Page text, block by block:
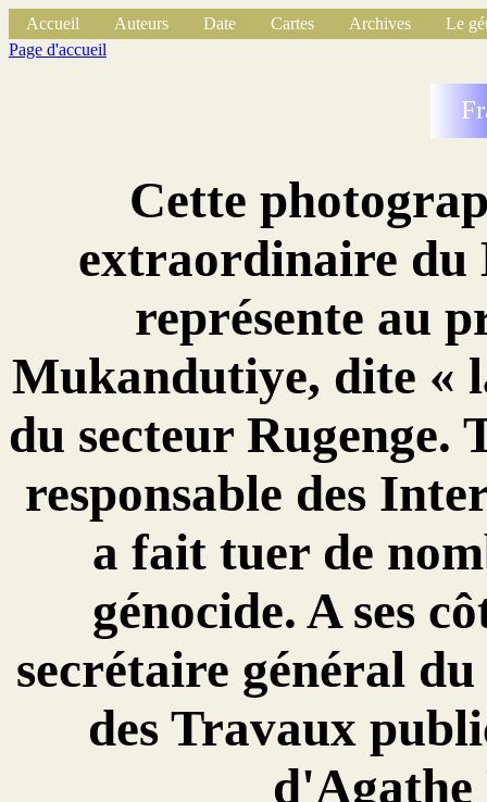
Accueil Auteurs Date Cartes Archives
Le
Page d'accueil
Cette
extraordinaire du
représente au
Mukandutiye, dite «
du secteur Rugenge.
responsable des
a fait tuer de
génocide. A ses
secrétaire général
des Travaux